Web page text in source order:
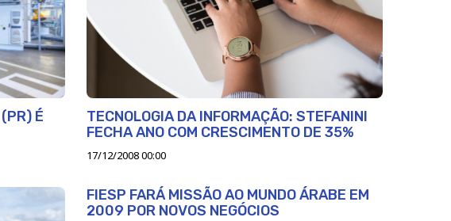
É
TECNOLOGIA DA INFORMAÇÃO: STEFANINI
FECHA ANO COM CRESCIMENTO DE 35%
17/12/2008 00:00
FIESP FARÁ MISSÃO AO MUNDO ÁRABE EM
2009 POR NOVOS NEGÓCIOS